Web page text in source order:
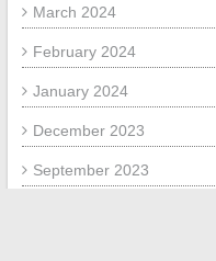
March 2024
February 2024
January 2024
December 2023
September 2023